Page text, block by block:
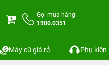
Gọi mua hàng
1900.0351
Máy cũ giá rẻ Phụ kiện